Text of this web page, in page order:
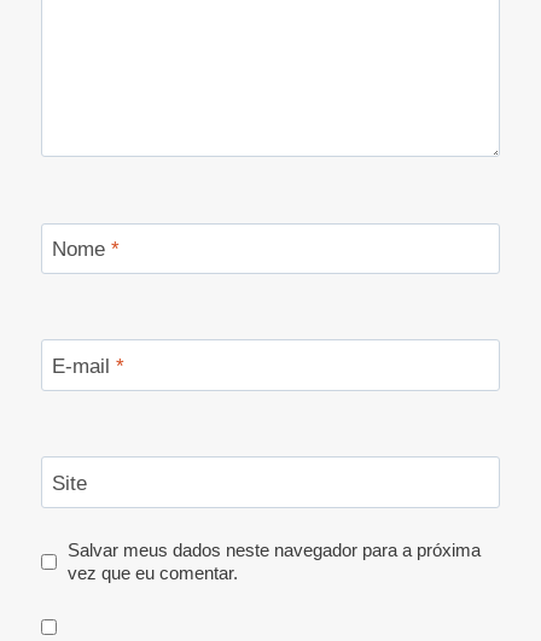
Nome *
E-mail *
Site
Salvar meus dados neste navegador para a próxima
vez que eu comentar.